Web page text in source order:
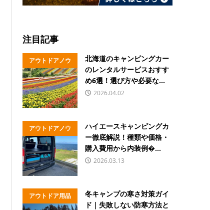
注目記事
アウトドアノウ
ハウ
北海道のキャンピングカー
のレンタルサービスおすす
め6選！選び方や必要な...
2026.04.02
アウトドアノウ
ハウ
ハイエースキャンピングカ
ー徹底解説！種類や価格・
購入費用から内装例�...
2026.03.13
アウトドア用品
冬キャンプの寒さ対策ガイ
ド｜失敗しない防寒方法と